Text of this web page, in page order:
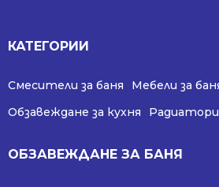
КАТЕГОРИИ
Смесители за баня Мебели за
Обзавеждане за кухня
Радиатори
ОБЗАВЕЖДАНЕ ЗА БАНЯ